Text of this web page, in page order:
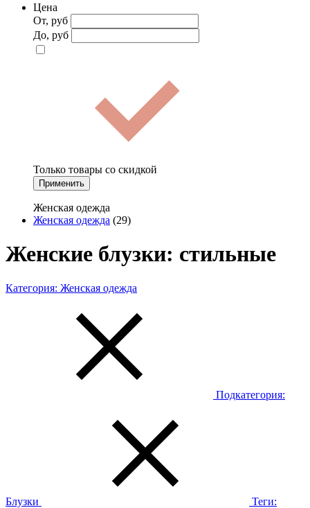
Цена
От, руб
До, руб
Только товары со скидкой
Применить
Женская одежда
Женская одежда (29)
Женские блузки: стильные
Категория: Женская одежда
Подкатегория:
Блузки Теги: